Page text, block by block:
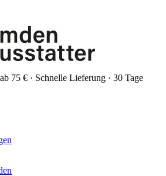
75 € · Schnelle Lieferung · 30 Tage